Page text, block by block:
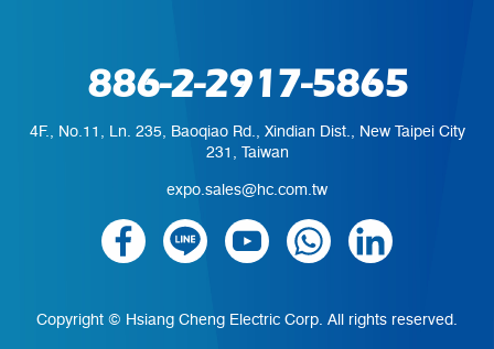
886-2-2917-5865
4F., No.11, Ln. 235, Baoqiao Rd., Xindian Dist., New Taipei City
231, Taiwan
expo.sales@hc.com.tw
Copyright © Hsiang Cheng Electric Corp. All rights reserved.